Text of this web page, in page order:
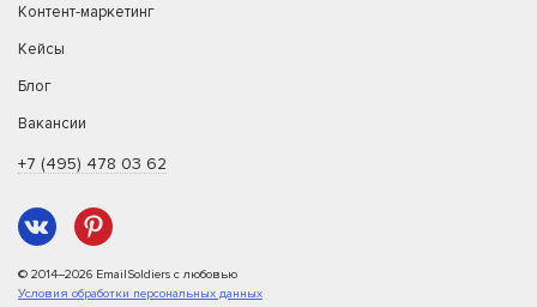
Контент-маркетинг
Кейсы
Блог
Вакансии
+7 (495) 478 03 62
© 2014–2026 EmailSoldiers с любовью
Условия обработки персональных данных